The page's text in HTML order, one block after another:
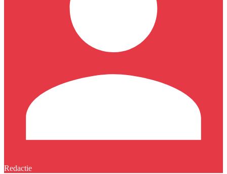
Redactie